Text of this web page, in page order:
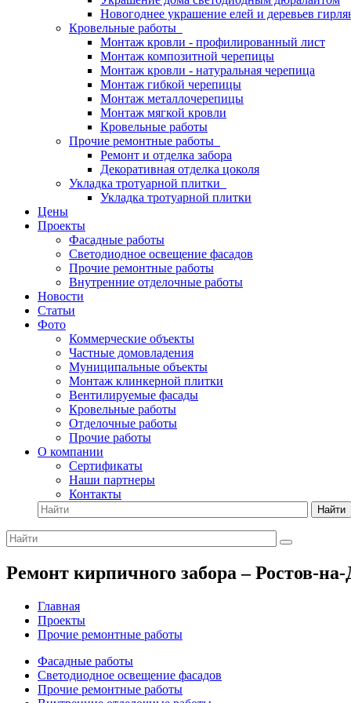
Новогоднее украшение елей и деревьев
Кровельные работы
Монтаж кровли - профилированный лист
Монтаж композитной черепицы
Монтаж кровли - натуральная черепица
Монтаж гибкой черепицы
Монтаж металлочерепицы
Монтаж мягкой кровли
Кровельные работы
Прочие ремонтные работы
Ремонт и отделка забора
Декоративная отделка цоколя
Укладка тротуарной плитки
Укладка тротуарной плитки
Цены
Проекты
Фасадные работы
Светодиодное освещение фасадов
Прочие ремонтные работы
Внутренние отделочные работы
Новости
Статьи
Фото
Коммерческие объекты
Частные домовладения
Муниципальные объекты
Монтаж клинкерной плитки
Вентилируемые фасады
Кровельные работы
Отделочные работы
Прочие работы
О компании
Сертификаты
Наши партнеры
Контакты
Найти
Ремонт кирпичного забора – Ростов-
Главная
Проекты
Прочие ремонтные работы
Фасадные работы
Светодиодное освещение фасадов
Прочие ремонтные работы